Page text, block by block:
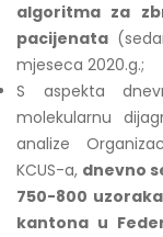
algoritma za
pacijenata
mjeseca 2020.g.;
S aspekta
molekularnu
analize
KCUS-a, dnevno
750-800
kantona u